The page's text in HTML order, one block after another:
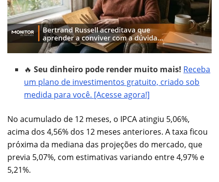
🔥Seu dinheiro pode render muito mais! Receba
um plano de investimentos gratuito, criado sob
medida para você. [Acesse agora!]
No acumulado de 12 meses, o IPCA atingiu 5,06%,
acima dos 4,56% dos 12 meses anteriores. A taxa ficou
próxima da mediana das projeções do mercado, que
previa 5,07%, com estimativas variando entre 4,97% e
5,21%.